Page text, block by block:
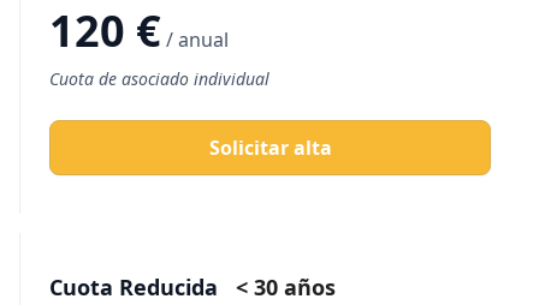
120 €/ anual
Cuota de asociado individual
Solicitar alta
Cuota Reducida < 30 años